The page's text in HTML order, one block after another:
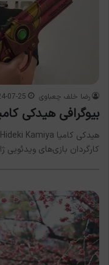
رضا خلف چعباوی 07-25
بیوگرافی هیدکی
کارگردان بازی‌های ویدئویی